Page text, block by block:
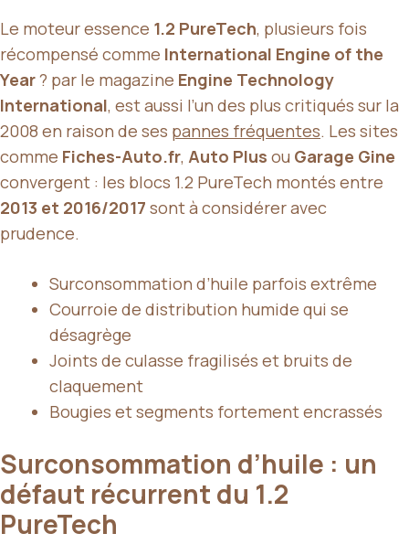
Le moteur essence 1.2 PureTech, plusieurs fois
récompensé comme International Engine of the
Year? par le magazine Engine Technology
International, est aussi l’un des plus critiqués sur la
2008 en raison de ses pannes fréquentes. Les sites
comme Fiches-Auto.fr, Auto Plus ou Garage Gine
convergent : les blocs 1.2 PureTech montés entre
2013 et 2016/2017 sont à considérer avec
prudence.
Surconsommation d’huile parfois extrême
Courroie de distribution humide qui se
désagrège
Joints de culasse fragilisés et bruits de
claquement
Bougies et segments fortement encrassés
Surconsommation d’huile : un
défaut récurrent du 1.2
PureTech